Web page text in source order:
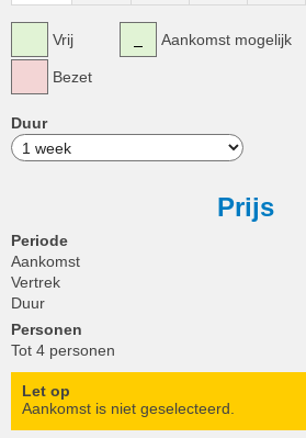
Vrij
Bezet
Aankomst mogelijk
Duur
Prijs
Periode
Aankomst
Vertrek
Duur
Personen
Tot 4 personen
Let op
Aankomst is niet geselecteerd.